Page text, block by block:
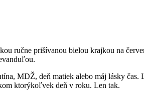
ručne prišívanou bielou krajkou na
MDŽ, deň matiek alebo máj lásky čas.
ktorýkoľvek deň v roku. Len tak.